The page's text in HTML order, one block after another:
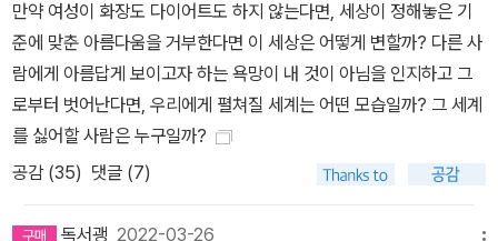
다. ‘아름다움’에 대해 일정한 규격으로 일반화된 시각을 흩뜨리는 일
은 소비자의 구미를 하나로 묶는 거대한 권력에 맞서 벌이는 결투이
기도 하다. 외모에 대한 억압, 직업상의 차별, 평화에 대한 폭넓은 사
유를 촉구하는 이 책은, 우리가 태어날 때부터 체화된 아름다움이라
치관을 제공한다. 남성이라면, 여성이라면 반드시 어떠해야 한다는
만약 여성이 화장도 다이어트도 하지 않는다면, 세상이 정해놓은 기
준에 맞춘 아름다움을 거부한다면 이 세상은 어떻게 변할까? 다른 사
람에게 아름답게 보이고자 하는 욕망이 내 것이 아님을 인지하고 그
로부터 벗어난다면, 우리에게 펼쳐질 세계는 어떤 모습일까? 그 세계
를 싫어할 사람은 누구일까?
공감 (35) 댓글 (7)
독서괭 2022-03-26